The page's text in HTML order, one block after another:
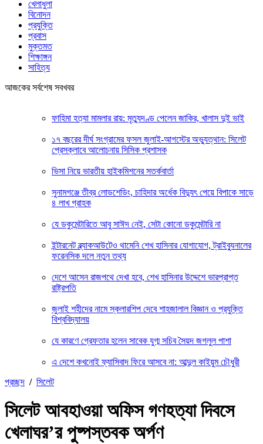
খেলাধুলা
বিনোদন
প্রযুক্তি
প্রবাস
মুক্তমত
শিক্ষাঙ্গন
সাহিত্য
আজকের সর্বশেষ সবখবর
ফাহিমা হত্যা মামলার রায়: মৃত্যুদণ্ড পেলেন জাকির, খালাস দুই ভাই
১৭ বছরের দীর্ঘ সংগ্রামের ফসল জুলাই-আগস্টের অভ্যুত্থান: সিলেট
প্রেসক্লাবে আলোচনায় সিসিক প্রশাসক
ভিসা নিয়ে ভারতীয় হাইকমিশনের সতর্কবার্তা
সুনামগঞ্জে তীব্র লোডশেডিং, চাহিদার অর্ধেক বিদ্যুৎ পেয়ে বিপাকে সাড়ে
৪ লাখ গ্রাহক
যে ডকুমেন্টারিতে আবু সাঈদ নেই, সেটা কোনো ডকুমেন্টারি না
ইন্টারনেট ব্ল্যাকআউটেও থামেনি শেখ হাসিনার যোগাযোগ, ট্রাইব্যুনালের
ফরেনসিক দলে নতুন তথ্য
দেশে আসেন রাজপথে দেখা হবে, শেখ হাসিনার উদ্দেশে ভারপ্রাপ্ত
রাষ্ট্রপতি
জুলাই শহীদের নামে স্কলারশিপ দেবে শাহজালাল বিজ্ঞান ও প্রযুক্তি
বিশ্ববিদ্যালয়
যে কারণে গ্রেফতার হলেন সাবেক যুগ্ম সচিব সৈয়দ জগলুল পাশা
এ দেশে কখনোই ফ্যাসিবাদ ফিরে আসবে না: আব্দুল কাইয়ুম চৌধুরী
প্রচ্ছদ / সিলেট
সিলেট আবহাওয়া অফিস গণহত্যা দিবসে
খেলাঘর’র পুষ্পস্তবক অর্পণ